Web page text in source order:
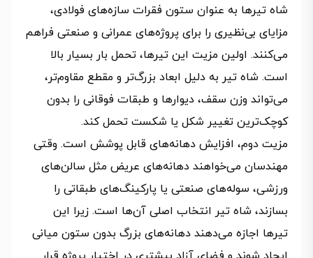
شاه تیرها به‌ عنوان ستون فقرات سازه‌های فولادی،
مزایای بی‌نظیری را برای پروژه‌های عمرانی و صنعتی فراهم
می‌کنند. اولین مزیت این تیرها، تحمل بار بسیار بالا
است. شاه تیر به‌ دلیل ابعاد بزرگ‌تر و مقطع مقاوم‌تر،
می‌تواند وزن سقف، دیوارها و طبقات فوقانی را بدون
کوچک‌ترین تغییر شکل یا شکست تحمل کند.
مزیت دوم، افزایش دهانه‌های قابل پوشش است. وقتی
مهندسان می‌خواهند دهانه‌های عریض مثل سالن‌های
ورزشی، سوله‌های صنعتی یا پارکینگ‌های طبقاتی را
بسازند، شاه تیر انتخاب اصلی آن‌ها است. زیرا این
تیرها اجازه می‌دهند دهانه‌های بزرگ بدون ستون میانی